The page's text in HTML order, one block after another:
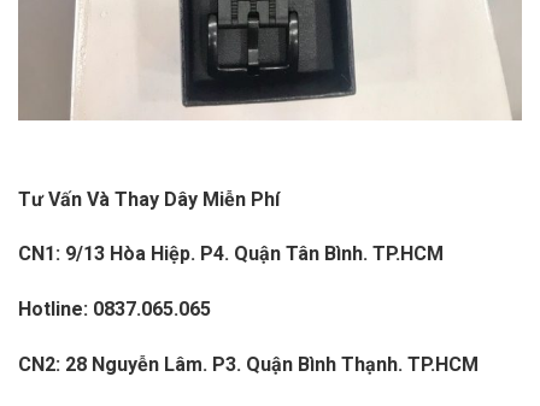
Tư Vấn Và Thay Dây Miễn Phí
CN1: 9/13 Hòa Hiệp. P4. Quận Tân Bình. TP.HCM
Hotline: 0837.065.065
CN2: 28 Nguyễn Lâm. P3. Quận Bình Thạnh. TP.HCM